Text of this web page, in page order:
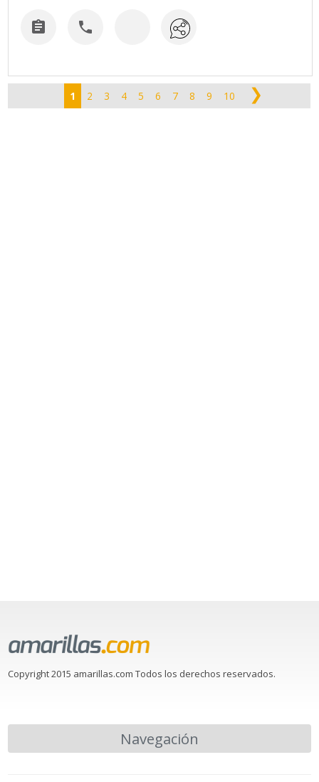
 
1 2 3 4 5 6 7 8 9 10 ❯
Copyright 2015 amarillas.com Todos los derechos reservados.
Navegación